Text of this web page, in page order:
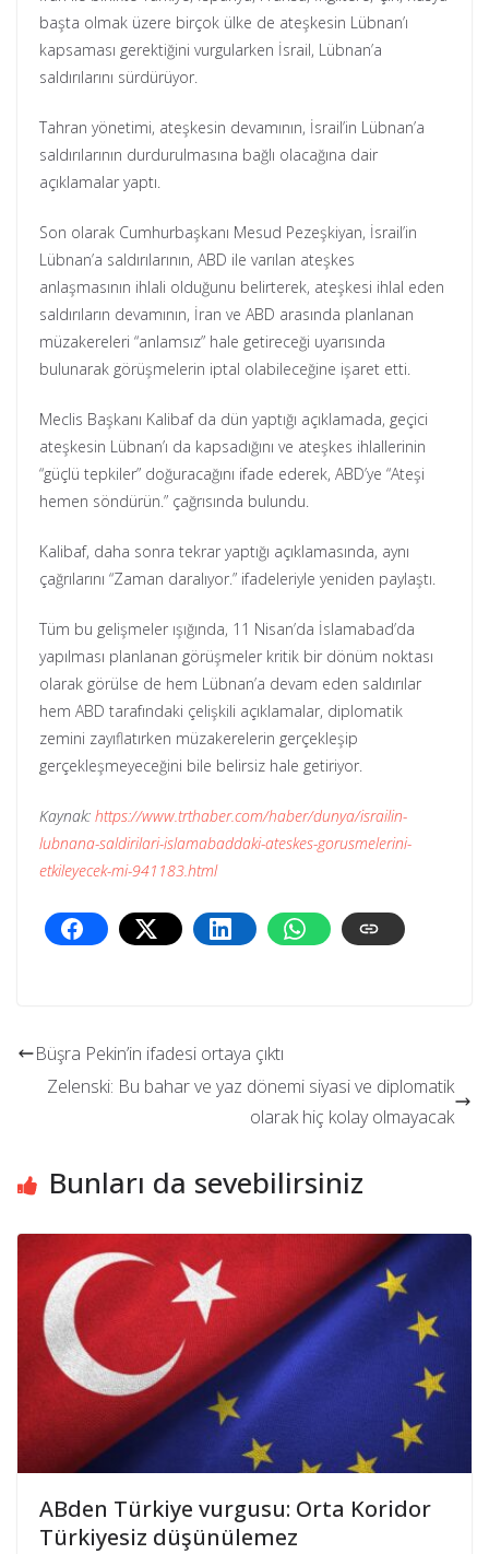
başta olmak üzere birçok ülke de ateşkesin Lübnan’ı
kapsaması gerektiğini vurgularken İsrail, Lübnan’a
saldırılarını sürdürüyor.
Tahran yönetimi, ateşkesin devamının, İsrail’in Lübnan’a
saldırılarının durdurulmasına bağlı olacağına dair
açıklamalar yaptı.
Son olarak Cumhurbaşkanı Mesud Pezeşkiyan, İsrail’in
Lübnan’a saldırılarının, ABD ile varılan ateşkes
anlaşmasının ihlali olduğunu belirterek, ateşkesi ihlal eden
saldırıların devamının, İran ve ABD arasında planlanan
müzakereleri “anlamsız” hale getireceği uyarısında
bulunarak görüşmelerin iptal olabileceğine işaret etti.
Meclis Başkanı Kalibaf da dün yaptığı açıklamada, geçici
ateşkesin Lübnan’ı da kapsadığını ve ateşkes ihlallerinin
“güçlü tepkiler” doğuracağını ifade ederek, ABD’ye “Ateşi
hemen söndürün.” çağrısında bulundu.
Kalibaf, daha sonra tekrar yaptığı açıklamasında, aynı
çağrılarını “Zaman daralıyor.” ifadeleriyle yeniden paylaştı.
Tüm bu gelişmeler ışığında, 11 Nisan’da İslamabad’da
yapılması planlanan görüşmeler kritik bir dönüm noktası
olarak görülse de hem Lübnan’a devam eden saldırılar
hem ABD tarafındaki çelişkili açıklamalar, diplomatik
zemini zayıflatırken müzakerelerin gerçekleşip
gerçekleşmeyeceğini bile belirsiz hale getiriyor.
Kaynak: https://www.trthaber.com/haber/dunya/israilin-
lubnana-saldirilari-islamabaddaki-ateskes-gorusmelerini-
etkileyecek-mi-941183.html
Büşra Pekin’in ifadesi ortaya çıktı
Zelenski: Bu bahar ve yaz dönemi siyasi ve diplomatik
olarak hiç kolay olmayacak
Bunları da sevebilirsiniz
ABden Türkiye vurgusu: Orta Koridor
Türkiyesiz düşünülemez